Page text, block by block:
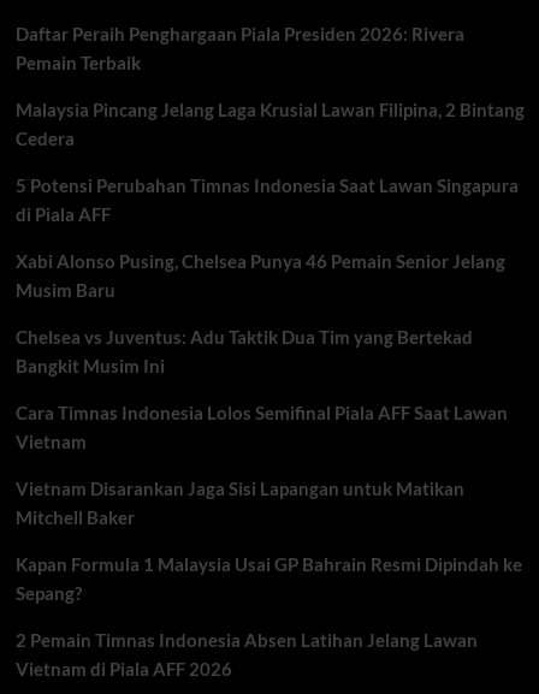
Antar
Spanyol
Portugal
Besar
Daftar Peraih Penghargaan Piala Presiden 2026: Rivera
Pemain Terbaik
Malaysia Pincang Jelang Laga Krusial Lawan Filipina, 2 Bintang
Cedera
5 Potensi Perubahan Timnas Indonesia Saat Lawan Singapura
di Piala AFF
Xabi Alonso Pusing, Chelsea Punya 46 Pemain Senior Jelang
Musim Baru
Chelsea vs Juventus: Adu Taktik Dua Tim yang Bertekad
Bangkit Musim Ini
Cara Timnas Indonesia Lolos Semifinal Piala AFF Saat Lawan
Vietnam
Vietnam Disarankan Jaga Sisi Lapangan untuk Matikan
Mitchell Baker
Kapan Formula 1 Malaysia Usai GP Bahrain Resmi Dipindah ke
Sepang?
2 Pemain Timnas Indonesia Absen Latihan Jelang Lawan
Vietnam di Piala AFF 2026